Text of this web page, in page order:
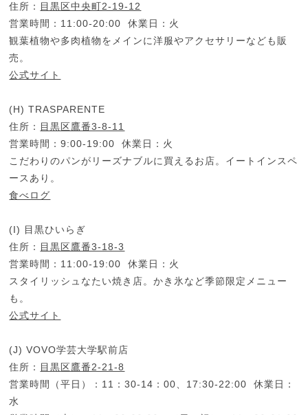
住所： 目黒区中央町2-19-12
営業時間：11:00-20:00 休業日：火
観葉植物や多肉植物をメインに洋服やアクセサリーなども販
売。
公式サイト
(H) TRASPARENTE
住所： 目黒区鷹番3-8-11
営業時間：9:00-19:00 休業日：火
こだわりのパンがリーズナブルに買えるお店。イートインスペ
ースあり。
食べログ
(I) 目黒ひいらぎ
住所： 目黒区鷹番3-18-3
営業時間：11:00-19:00 休業日：火
スタイリッシュなたい焼き店。かき氷など季節限定メニュー
も。
公式サイト
(J) VOVO学芸大学駅前店
住所： 目黒区鷹番2-21-8
営業時間（平日）：11：30-14：00、17:30-22:00 休業日：
水